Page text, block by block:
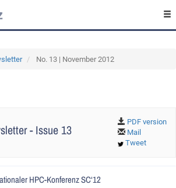
No. 13 | November 2012
- Issue 13
PDF version
Mail
Tweet
HPC-Konferenz SC‘12